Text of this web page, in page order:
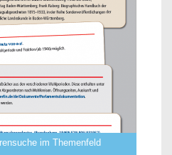
im Themenfeld